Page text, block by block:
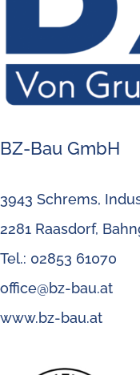
BZ-Bau GmbH
3943 Schrems,
2281 Raasdorf,
Tel.: 02853 61070
office@bz-bau.at
www.bz-bau.at